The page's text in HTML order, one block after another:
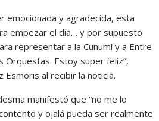
emocionada y agradecida, esta
empezar el día… y por supuesto
representar a la Cunumí y a Entre
Orquestas. Estoy super feliz”,
Esmoris al recibir la noticia.
manifestó que “no me lo
y ojalá pueda ser realmente